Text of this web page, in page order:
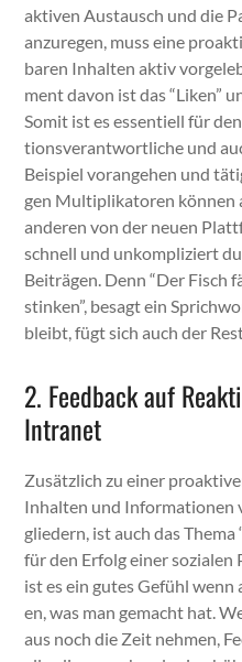
aktiv­en Aus­tausch und die
anzure­gen, muss eine
baren Inhal­ten aktiv
ment davon ist das “Liken”
Somit ist es essen­tiell für
tionsver­ant­wortliche und
Beispiel vor­ange­hen und
gen Mul­ti­p­lika­toren kön­nen
anderen von der neuen
schnell und unkom­pliziert
Beiträ­gen. Denn “Der Fisch
stinken”, besagt ein
bleibt, fügt sich auch der
2. Feedback auf
Intranet
Zusät­zlich zu ein­er
Inhal­ten und
gliedern, ist auch das The­ma
für den Erfolg ein­er
ist es ein gutes Gefühl
en, was man gemacht hat.
aus noch die Zeit nehmen,